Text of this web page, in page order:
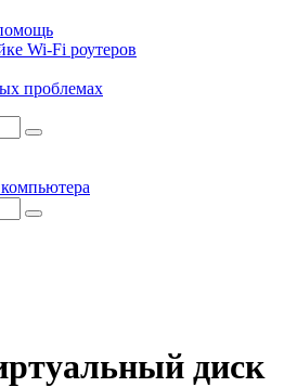
Wi-Fi роутеров
проблемах
диск